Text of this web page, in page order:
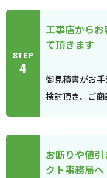
STEP
4
工事店から
て頂きます
御見積書がお
検討頂き、ご商
お断りや値
クト事務局へ